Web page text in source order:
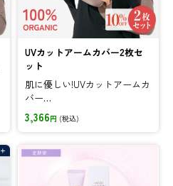
UVカットアームカバー2枚セ
ット
肌に優しい!UVカットアームカ
バー
オーガニックコットン100%使
用。
学的処理は一切せず
でお肌を紫外線から守りま
3,366円 (税込)